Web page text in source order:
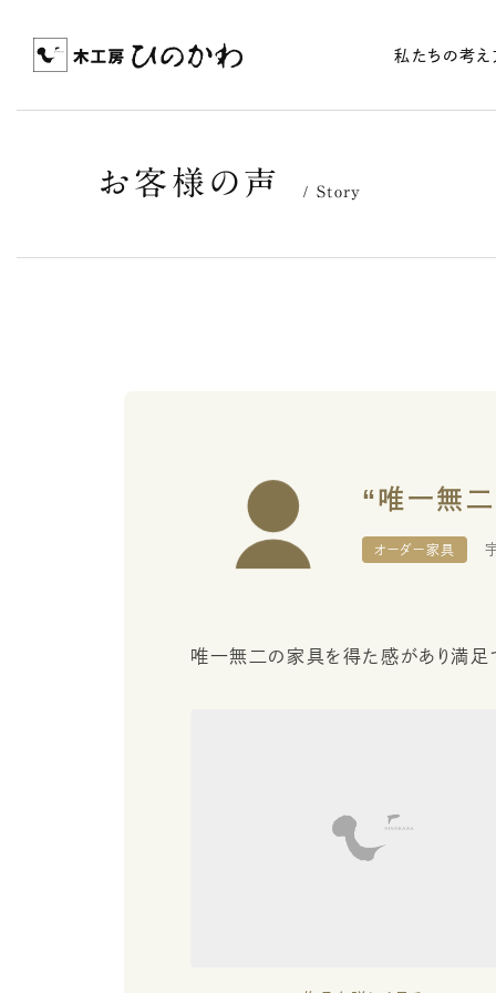
私たちの考え
お客様の声 Story
オーダー家具
唯一無二の家具を得た感があり満足